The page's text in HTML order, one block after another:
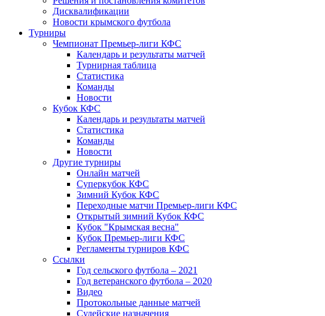
Дисквалификации
Новости крымского футбола
Турниры
Чемпионат Премьер-лиги КФС
Календарь и результаты матчей
Турнирная таблица
Статистика
Команды
Новости
Кубок КФС
Календарь и результаты матчей
Статистика
Команды
Новости
Другие турниры
Онлайн матчей
Суперкубок КФС
Зимний Кубок КФС
Переходные матчи Премьер-лиги КФС
Открытый зимний Кубок КФС
Кубок "Крымская весна"
Кубок Премьер-лиги КФС
Регламенты турниров КФС
Ссылки
Год сельского футбола – 2021
Год ветеранского футбола – 2020
Видео
Протокольные данные матчей
Судейские назначения